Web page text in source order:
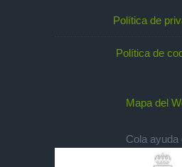
Política de
Política de
Mapa del
Cola ayuda